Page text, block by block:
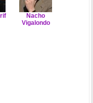
Nacho
Vigalondo